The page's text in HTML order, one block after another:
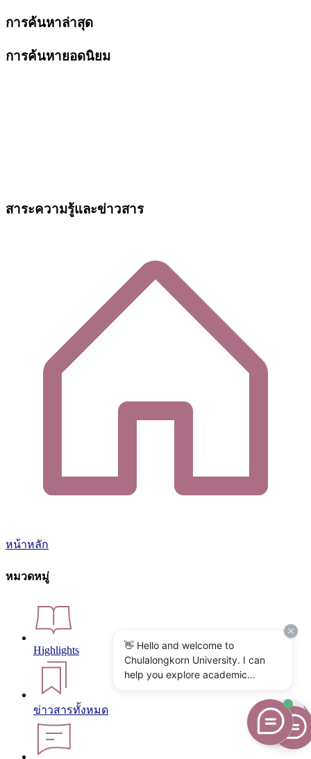
การค้นหาล่าสุด
การค้นหายอดนิยม
สาระความรู้และข่าวสาร
หน้าหลัก
หมวดหมู่
Highlights
ข่าวสารทั้งหมด
👋 Hello and welcome to
Chulalongkorn University. I can
help you explore academic